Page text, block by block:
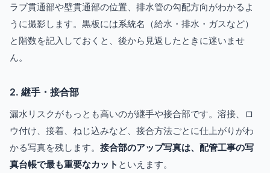
ラブ貫通部や壁貫通部の位置、排水管の勾配方向がわかるよ
うに撮影します。黒板には系統名（給水・排水・ガスなど）
と階数を記入しておくと、後から見返したときに迷いませ
ん。
2. 継手・接合部
漏水リスクがもっとも高いのが継手や接合部です。溶接、ロ
ウ付け、接着、ねじ込みなど、接合方法ごとに仕上がりがわ
かる写真を残します。 接合部のアップ写真は、配管工事の写
真台帳で最も重要なカット といえます。